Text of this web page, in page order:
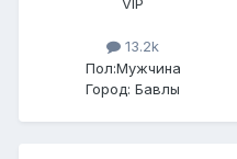
VIP
13.2k
Пол:Мужчина
Город: Бавлы